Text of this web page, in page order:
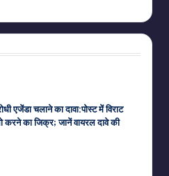
एजेंडा चलाने का दावा:पोस्ट में विराट
करने का जिक्र; जानें वायरल दावे की